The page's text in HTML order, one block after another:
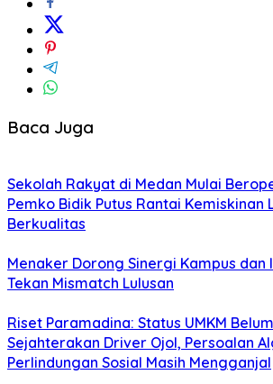
Baca Juga
Sekolah Rakyat di Medan Mulai
Pemko Bidik Putus Rantai Kemiskinan
Berkualitas
Menaker Dorong Sinergi Kampus dan
Tekan Mismatch Lulusan
Riset Paramadina: Status UMKM
Sejahterakan Driver Ojol, Persoalan
Perlindungan Sosial Masih Mengganjal